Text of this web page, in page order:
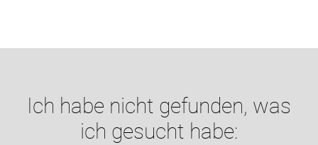
Ich habe nicht gefunden, was
ich gesucht habe: